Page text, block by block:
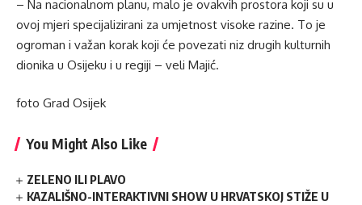
– Na nacionalnom planu, malo je ovakvih prostora koji su u
ovoj mjeri specijalizirani za umjetnost visoke razine. To je
ogroman i važan korak koji će povezati niz drugih kulturnih
dionika u Osijeku i u regiji – veli Majić.
foto Grad Osijek
You Might Also Like
ZELENO ILI PLAVO
KAZALIŠNO-INTERAKTIVNI SHOW U HRVATSKOJ STIŽE U